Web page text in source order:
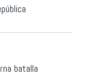
batalla